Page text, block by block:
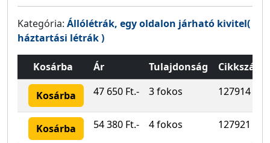
Kategória: Állólétrák, egy oldalon járható kivitel(
háztartási létrák )
Kosárba Ár Tulajdonság Cikkszám
Kosárba 47 650 Ft.- 3 fokos 127914
Kosárba 54 380 Ft.- 4 fokos 127921